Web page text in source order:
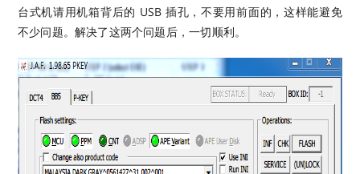
台式机请用机箱背后的 USB 插孔，不要用前面的，这样能避免
不少问题。解决了这两个问题后，一切顺利。